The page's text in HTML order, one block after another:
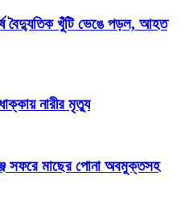
বৈদ্যুতিক খুঁটি ভেঙে পড়ল, আহত
নারীর মৃত্যু
সফরে মাছের পোনা অবমুক্তসহ